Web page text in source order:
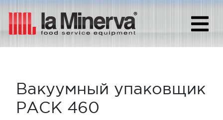
Вакуумный упаковщик
PACK 460